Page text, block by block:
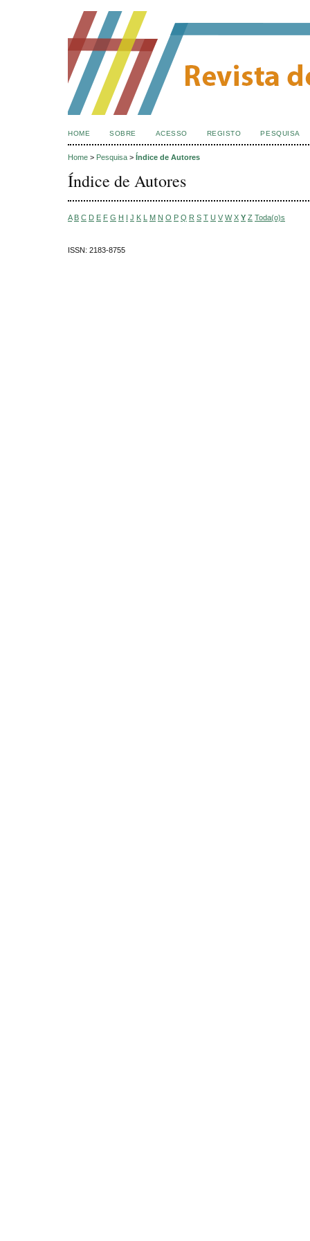
HOME SOBRE ACESSO REGISTO PESQUISA
Home > Pesquisa > Índice de Autores
Índice de Autores
A B C D E F G H I J K L M N O P Q R S T U V W X Y Z Toda(o)s
ISSN: 2183-8755